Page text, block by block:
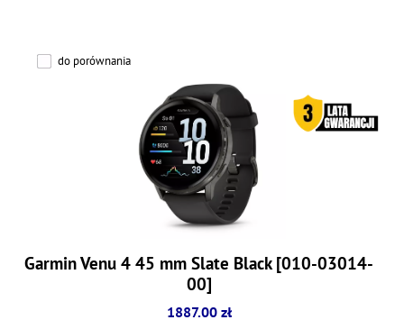
do porównania
Garmin Venu 4 45 mm Slate Black [010-03014-
00]
1887.00 zł